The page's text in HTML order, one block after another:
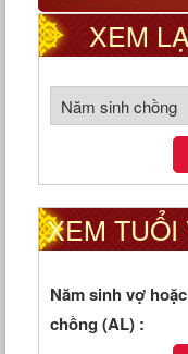
XEM
XEM TUỔI
Năm sinh vợ hoặc
chồng (AL) :